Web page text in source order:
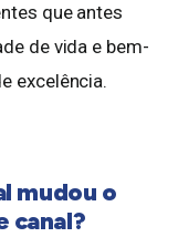
que antes
de vida e bem-
excelência.
mudou o
canal?